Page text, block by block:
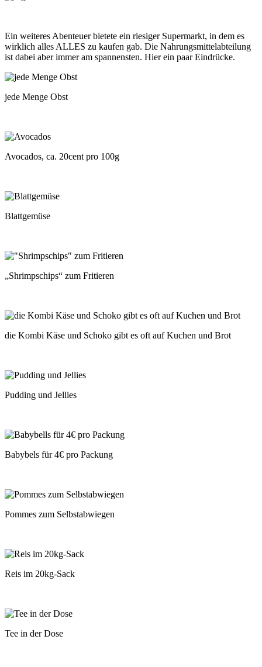
Ein weiteres Abenteuer bietete ein riesiger Supermarkt, in dem es
wirklich alles ALLES zu kaufen gab. Die Nahrungsmittelabteilung
ist dabei aber immer am spannensten. Hier ein paar Eindrücke.
jede Menge Obst
Avocados, ca. 20cent pro 100g
Blattgemüse
„Shrimpschips“ zum Fritieren
die Kombi Käse und Schoko gibt es oft auf Kuchen und Brot
Pudding und Jellies
Babybels für 4€ pro Packung
Pommes zum Selbstabwiegen
Reis im 20kg-Sack
Tee in der Dose